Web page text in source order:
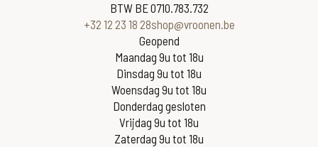
BTW BE 0710.783.732
+32 12 23 18 28shop@vroonen.be
Geopend
Maandag 9u tot 18u
Dinsdag 9u tot 18u
Woensdag 9u tot 18u
Donderdag gesloten
Vrijdag 9u tot 18u
Zaterdag 9u tot 18u